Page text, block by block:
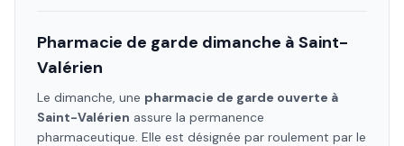
Pharmacie de garde dimanche à Saint-
Valérien
Le dimanche, une pharmacie de garde ouverte à
Saint-Valérien assure la permanence
pharmaceutique. Elle est désignée par roulement par le